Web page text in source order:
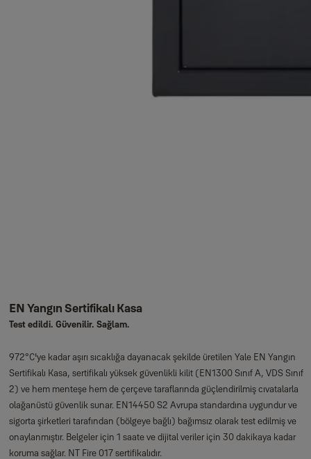
EN Yangın Sertifikalı Kasa
Test edildi. Güvenilir. Sağlam.
972°C'ye kadar aşırı sıcaklığa dayanacak şekilde üretilen Yale EN Yangın
Sertifikalı Kasa, sertifikalı yüksek güvenlikli kilit (EN1300 Sınıf A, VDS Sınıf
2) ve hem menteşe hem de çerçeve taraflarında güçlendirilmiş cıvatalarla
olağanüstü güvenlik sunar. EN14450 S2 Avrupa standardına uygundur ve
sigorta şirketleri tarafından (bölgeye bağlı) bağımsız olarak test edilmiş ve
onaylanmıştır. Belgeler için 1 saate ve dijital veriler için 30 dakikaya kadar
koruma sağlar. NT Fire 017 sertifikalıdır.